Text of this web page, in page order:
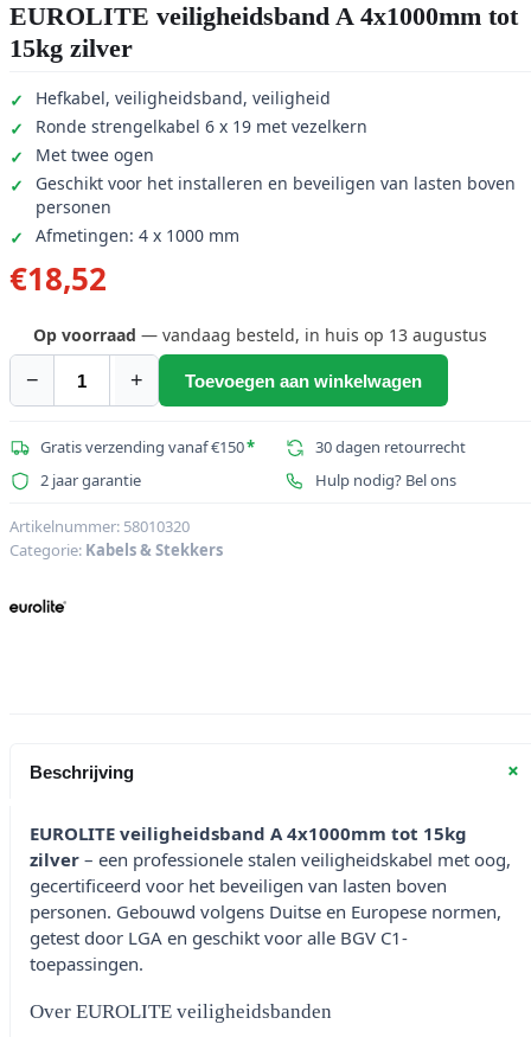
EUROLITE veiligheidsband A 4x1000mm tot
15kg zilver
Hefkabel, veiligheidsband, veiligheid
Ronde strengelkabel 6 x 19 met vezelkern
Met twee ogen
Geschikt voor het installeren en beveiligen van lasten boven
personen
Afmetingen: 4 x 1000 mm
€18,52
Op voorraad — vandaag besteld, in huis op 13 augustus
−
EUROLITE
A
4x1000mm
15kg
zilver
+ Toevoegen aan winkelwagen
Gratis verzending vanaf €150*
30 dagen retourrecht
2 jaar garantie
Hulp nodig? Bel ons
Artikelnummer: 58010320
Categorie: Kabels & Stekkers
Beschrijving +
EUROLITE veiligheidsband A 4x1000mm tot 15kg
zilver – een professionele stalen veiligheidskabel met oog,
gecertificeerd voor het beveiligen van lasten boven
personen. Gebouwd volgens Duitse en Europese normen,
getest door LGA en geschikt voor alle BGV C1-
toepassingen.
Over EUROLITE veiligheidsbanden